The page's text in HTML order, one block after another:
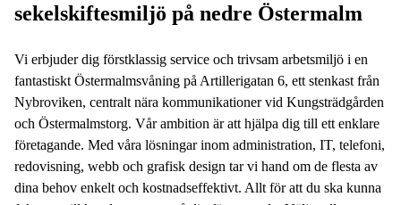
sekelskiftesmiljö på nedre Östermalm
Vi erbjuder dig förstklassig service och trivsam arbetsmiljö i en
fantastiskt Östermalmsvåning på Artillerigatan 6, ett stenkast från
Nybroviken, centralt nära kommunikationer vid Kungsträdgården
och Östermalmstorg. Vår ambition är att hjälpa dig till ett enklare
företagande. Med våra lösningar inom administration, IT, telefoni,
redovisning, webb och grafisk design tar vi hand om de flesta av
dina behov enkelt och kostnadseffektivt. Allt för att du ska kunna